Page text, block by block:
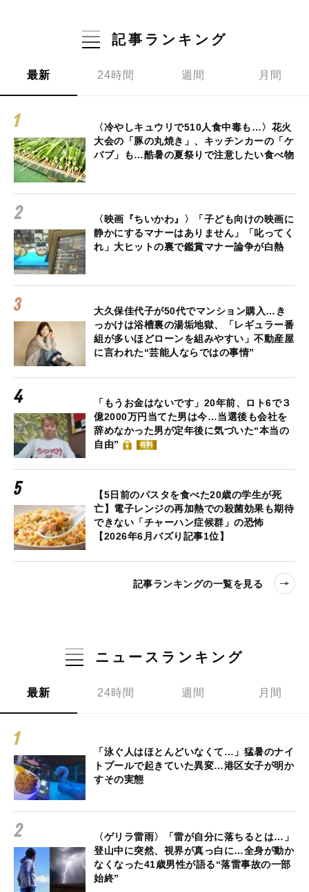
記事ランキング
最新 24時間 週間 月間
〈冷やしキュウリで510人食中毒も…〉花火
大会の「豚の丸焼き」、キッチンカーの「ケ
バブ」も…酷暑の夏祭りで注意したい食べ物
〈映画『ちいかわ』〉「子ども向けの映画に
静かにするマナーはありません」「叱ってく
れ」大ヒットの裏で鑑賞マナー論争が白熱
大久保佳代子が50代でマンション購入…き
っかけは浴槽裏の湯垢地獄、「レギュラー番
組が多いほどローンを組みやすい」不動産屋
に言われた“芸能人ならではの事情”
「もうお金はないです」20年前、ロト6で３
億2000万円当てた男は今…当選後も会社を
辞めなかった男が定年後に気づいた“本当の
自由”
有料
【5日前のパスタを食べた20歳の学生が死
亡】電子レンジの再加熱での殺菌効果も期待
できない「チャーハン症候群」の恐怖
【2026年6月バズり記事1位】
記事ランキングの一覧を見る
ニュースランキング
最新 24時間 週間 月間
「泳ぐ人はほとんどいなくて…」猛暑のナイ
トプールで起きていた異変…港区女子が明か
すその実態
〈ゲリラ雷雨〉「雷が自分に落ちるとは…」
登山中に突然、視界が真っ白に…全身が動か
なくなった41歳男性が語る“落雷事故の一部
始終”